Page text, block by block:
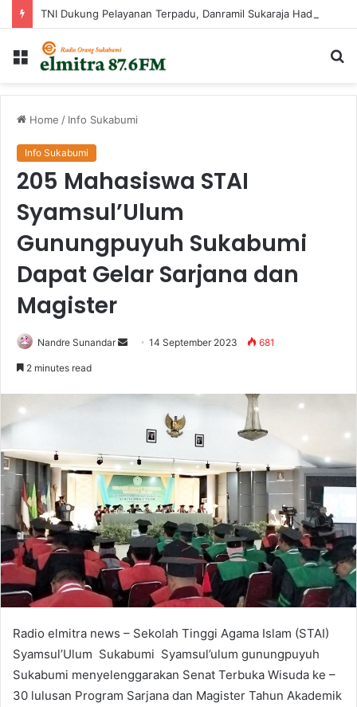
Menu
Home / Info Sukabumi
Info Sukabumi
205 Mahasiswa STAI
Syamsul’Ulum
Gunungpuyuh Sukabumi
Dapat Gelar Sarjana dan
Magister
Nandre Sunandar
Send14 September 2023 681
2 minutes read
Radio elmitra news – Sekolah Tinggi Agama Islam (STAI)
Syamsul’Ulum Sukabumi Syamsul’ulum gunungpuyuh
Sukabumi menyelenggarakan Senat Terbuka Wisuda ke –
30 lulusan Program Sarjana dan Magister Tahun Akademik